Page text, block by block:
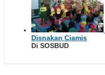
Disnakan Ciamis
Di SOSBUD